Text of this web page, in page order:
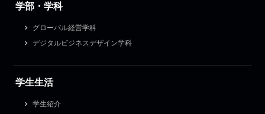
学部・学科
グローバル経営学科
デジタルビジネスデザイン学科
学生生活
学生紹介